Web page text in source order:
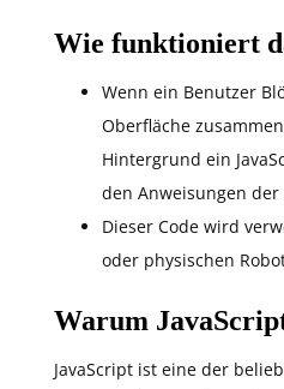
Wie funktioniert
Wenn ein Benutzer
Oberfläche
Hintergrund ein
den Anweisungen
Dieser Code wird
oder physischen
Warum
JavaScript ist eine der